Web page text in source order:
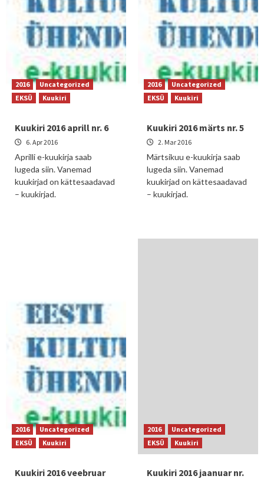
2016
Uncategorized
EKSÜ
Kuukiri
Kuukiri 2016 aprill nr. 6
6. Apr 2016
Aprilli e-kuukirja saab
lugeda siin. Vanemad
kuukirjad on kättesaadavad
– kuukirjad.
2016
Uncategorized
EKSÜ
Kuukiri
Kuukiri 2016 märts nr. 5
2. Mar 2016
Märtsikuu e-kuukirja saab
lugeda siin. Vanemad
kuukirjad on kättesaadavad
– kuukirjad.
2016
Uncategorized
EKSÜ
Kuukiri
Kuukiri 2016 veebruar
2016
Uncategorized
EKSÜ
Kuukiri
Kuukiri 2016 jaanuar nr.